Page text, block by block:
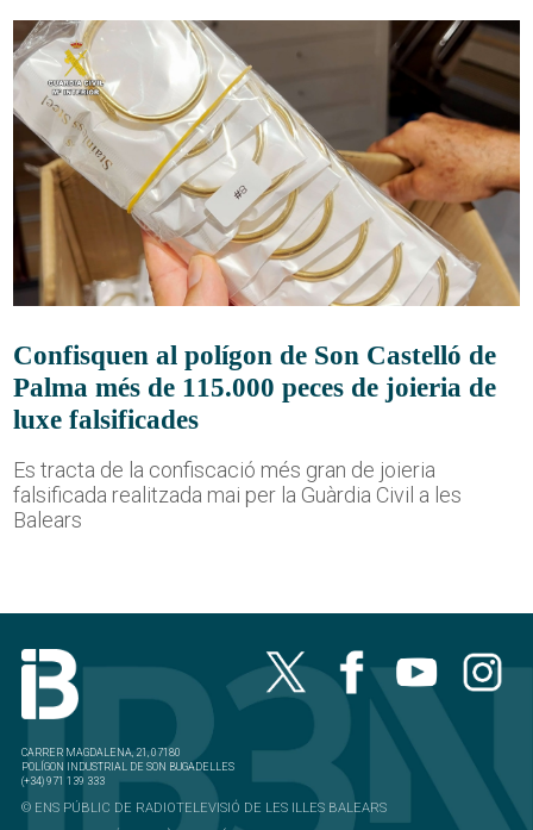
Confisquen al polígon de Son Castelló de
Palma més de 115.000 peces de joieria de
luxe falsificades
Es tracta de la confiscació més gran de joieria
falsificada realitzada mai per la Guàrdia Civil a les
Balears
CARRER MAGDALENA, 21, 07180
POLÍGON INDUSTRIAL DE SON BUGADELLES
(+34) 971 139 333
© ENS PÚBLIC DE RADIOTELEVISIÓ DE LES ILLES BALEARS